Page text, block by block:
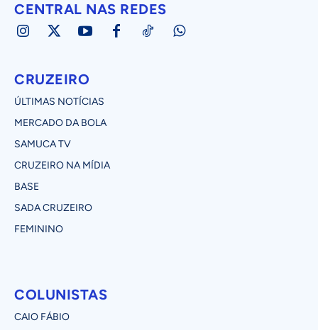
CENTRAL NAS REDES
CRUZEIRO
ÚLTIMAS NOTÍCIAS
MERCADO DA BOLA
SAMUCA TV
CRUZEIRO NA MÍDIA
BASE
SADA CRUZEIRO
FEMININO
COLUNISTAS
CAIO FÁBIO